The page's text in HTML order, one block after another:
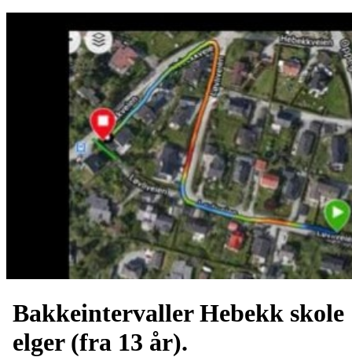
Bakkeintervaller Hebekk skole
elger (fra 13 år).